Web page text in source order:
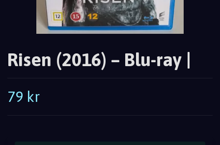
Risen (2016) – Blu-ray |
79 kr